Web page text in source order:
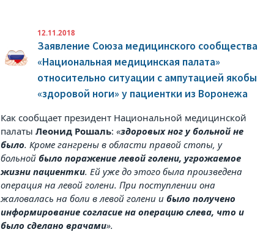
12.11.2018
Заявление Союза медицинского сообщества
«Национальная медицинская палата»
относительно ситуации с ампутацией якобы
«здоровой ноги» у пациентки из Воронежа
Как сообщает президент Национальной медицинской
палаты Леонид Рошаль: «здоровых ног у больной не
было. Кроме гангрены в области правой стопы, у
больной было поражение левой голени, угрожаемое
жизни пациентки. Ей уже до этого была произведена
операция на левой голени. При поступлении она
жаловалась на боли в левой голени и было получено
информирование согласие на операцию слева, что и
было сделано врачами».